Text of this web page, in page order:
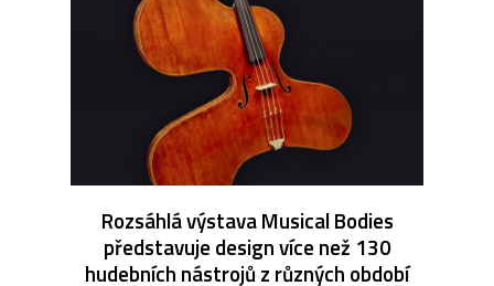
Rozsáhlá výstava Musical Bodies
představuje design více než 130
hudebních nástrojů z různých období